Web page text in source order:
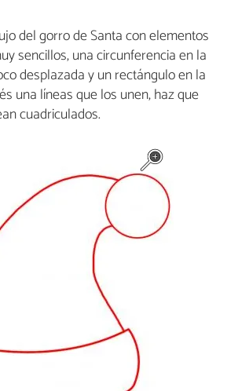
del gorro de Santa con elementos
sencillos, una circunferencia en la
desplazada y un rectángulo en la
una líneas que los unen, haz que
cuadriculados.